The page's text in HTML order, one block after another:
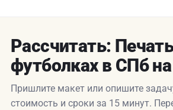
Рассчитать:
футболках в СПб
Пришлите макет или опишите
стоимость и сроки за 15 минут.